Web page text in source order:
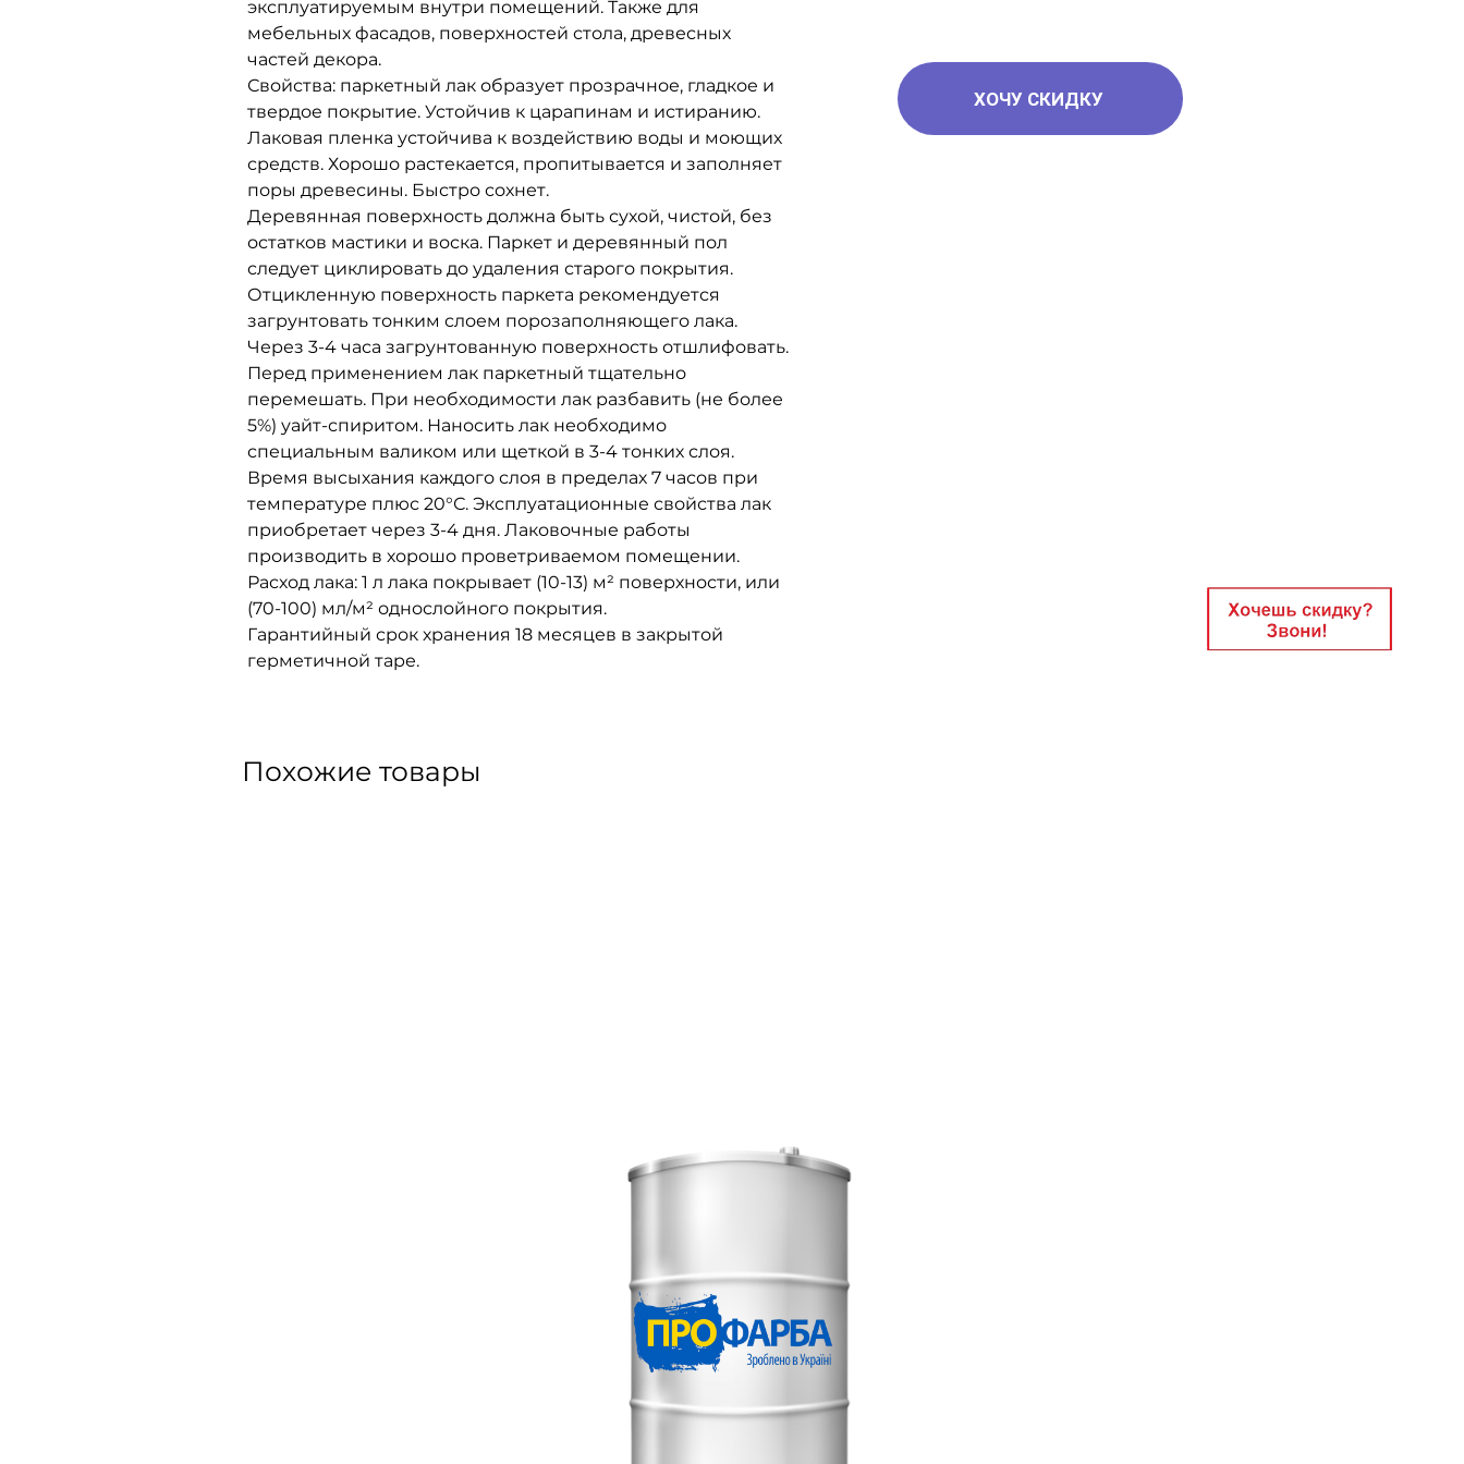
эксплуатируемым внутри помещений. Также для
мебельных фасадов, поверхностей стола, древесных
частей декора.
Свойства: паркетный лак образует прозрачное, гладкое и
твердое покрытие. Устойчив к царапинам и истиранию.
Лаковая пленка устойчива к воздействию воды и моющих
средств. Хорошо растекается, пропитывается и заполняет
поры древесины. Быстро сохнет.
Деревянная поверхность должна быть сухой, чистой, без
остатков мастики и воска. Паркет и деревянный пол
следует циклировать до удаления старого покрытия.
Отцикленную поверхность паркета рекомендуется
загрунтовать тонким слоем порозаполняющего лака.
Через 3-4 часа загрунтованную поверхность отшлифовать.
Перед применением лак паркетный тщательно
перемешать. При необходимости лак разбавить (не более
5%) уайт-спиритом. Наносить лак необходимо
специальным валиком или щеткой в 3-4 тонких слоя.
Время высыхания каждого слоя в пределах 7 часов при
температуре плюс 20°С. Эксплуатационные свойства лак
приобретает через 3-4 дня. Лаковочные работы
производить в хорошо проветриваемом помещении.
Расход лака: 1 л лака покрывает (10-13) м² поверхности, или
(70-100) мл/м² однослойного покрытия.
Гарантийный срок хранения 18 месяцев в закрытой
герметичной таре.
ХОЧУ СКИДКУ
Похожие товары